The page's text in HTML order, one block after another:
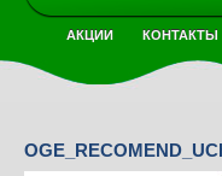
АКЦИИ КОНТАКТЫ